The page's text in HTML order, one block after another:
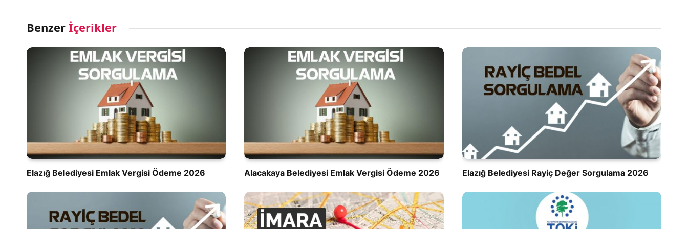
Benzer İçerikler
Elazığ Belediyesi Emlak Vergisi Ödeme 2026 Alacakaya Belediyesi Emlak Vergisi Ödeme 2026 Elazığ Belediyesi Rayiç Değer Sorgulama 2026